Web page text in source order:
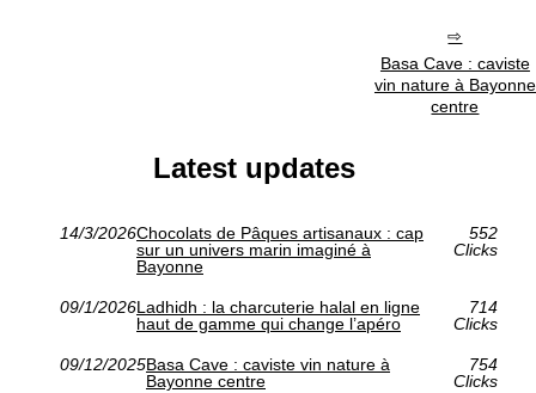
Basa Cave : caviste
vin nature à Bayonne
centre
Latest updates
14/3/2026Chocolats de Pâques artisanaux : cap
sur un univers marin imaginé à
Bayonne
552
Clicks
09/1/2026Ladhidh : la charcuterie halal en ligne
haut de gamme qui change l’apéro
714
Clicks
09/12/2025Basa Cave : caviste vin nature à
Bayonne centre
754
Clicks